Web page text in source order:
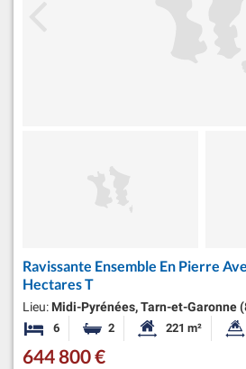
Ravissante Ensemble En Pierre
Hectares T
Lieu: Midi-Pyrénées, Tarn-et-Garonne
6 Chambres
2 Salles de bains
Surface
221 m²
644 800 €